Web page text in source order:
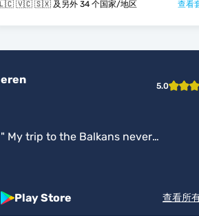
🇱🇨 🇻🇨 🇸🇽 及另外 34 个国家/地区 查看
eren 5.0
" My trip to the Balkans never
Play Store 查看所